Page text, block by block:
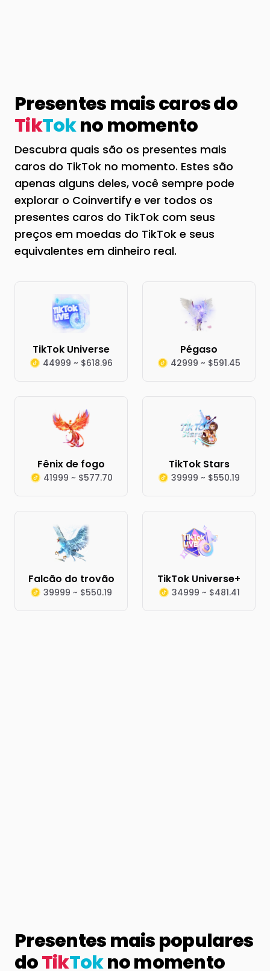
Presentes mais caros do
TikTokno momento
Descubra quais são os presentes mais
caros do TikTok no momento. Estes são
apenas alguns deles, você sempre pode
explorar o Coinvertify e ver todos os
presentes caros do TikTok com seus
preços em moedas do TikTok e seus
equivalentes em dinheiro real.
TikTok Universe
44999 ~ $618.96
Pégaso
42999 ~ $591.45
Fênix de fogo
41999 ~ $577.70
TikTok Stars
39999 ~ $550.19
Falcão do trovão
39999 ~ $550.19
TikTok Universe+
34999 ~ $481.41
Presentes mais populares
doTikTokno momento